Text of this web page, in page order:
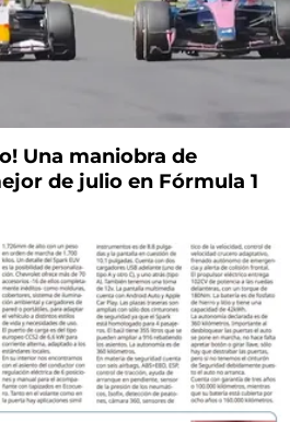
Una maniobra de
de julio en Fórmula 1